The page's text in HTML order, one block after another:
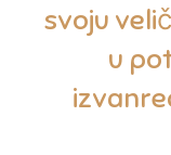
svoju
u